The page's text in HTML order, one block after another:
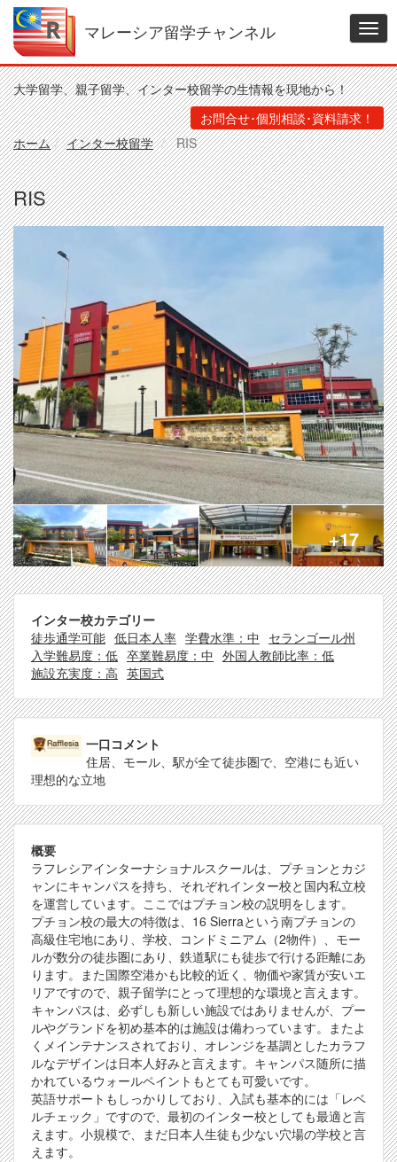
コ
ン
テ
ン
ツ
に
移
動
マレーシア留学チャンネル
大学留学、親子留学、インター校留学の生情報を現地から！
お問合せ･個別相談･資料請求！
ホーム
インター校留学 RIS
RIS
+17
インター校カテゴリー
徒歩通学可能 低日本人率 学費水準：中
セランゴール州
入学難易度：低 卒業難易度：中 外国人教師比率：低
施設充実度：高 英国式
一口コメント
住居、モール、駅が全て徒歩圏で、空港にも近い
理想的な立地
概要
ラフレシアインターナショナルスクールは、プチョンとカジ
ャンにキャンパスを持ち、それぞれインター校と国内私立校
を運営しています。ここではプチョン校の説明をします。
プチョン校の最大の特徴は、16 Sierraという南プチョンの
高級住宅地にあり、学校、コンドミニアム（2物件）、モー
ルが数分の徒歩圏にあり、鉄道駅にも徒歩で行ける距離にあ
ります。また国際空港かも比較的近く、物価や家賃が安いエ
リアですので、親子留学にとって理想的な環境と言えます。
キャンパスは、必ずしも新しい施設ではありませんが、プー
ルやグランドを初め基本的は施設は備わっています。またよ
くメインテナンスされており、オレンジを基調としたカラフ
ルなデザインは日本人好みと言えます。キャンパス随所に描
かれているウォールペイントもとても可愛いです。
英語サポートもしっかりしており、入試も基本的には「レベ
ルチェック」ですので、最初のインター校としても最適と言
えます。小規模で、まだ日本人生徒も少ない穴場の学校と言
えます。